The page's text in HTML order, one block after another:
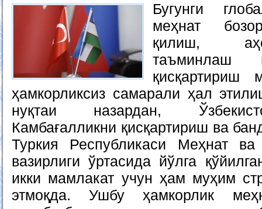
Бугунги
меҳнат
қилиш,
таъминлаш
қисқартириш
ҳамкорликсиз самарали ҳал
нуқтаи назардан,
Камбағалликни қисқартириш ва
Туркия Республикаси Меҳнат
вазирлиги ўртасида йўлга
икки мамлакат учун ҳам муҳим
этмоқда. Ушбу ҳамкорлик